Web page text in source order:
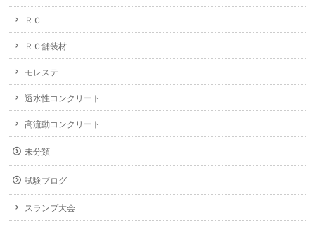
ＲＣ
ＲＣ舗装材
モレステ
透水性コンクリート
高流動コンクリート
未分類
試験ブログ
スランプ大会